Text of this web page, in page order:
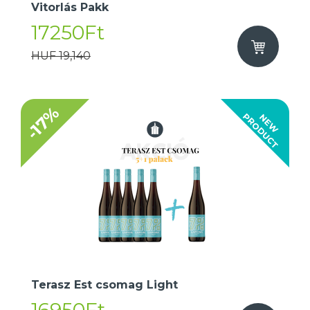
Vitorlás Pakk
17250Ft
HUF 19,140
N
E
W
P
R
O
D
U
C
T
-17%
Terasz Est csomag Light